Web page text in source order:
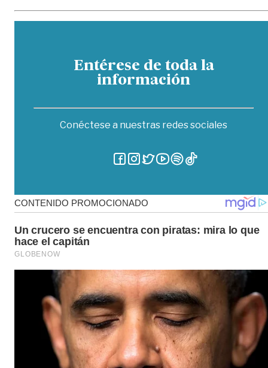
Entérese de toda la
información
Conéctese a nuestras redes sociales